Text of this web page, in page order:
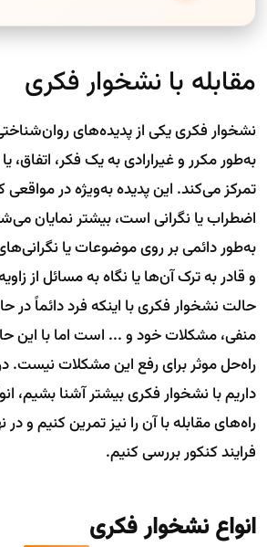
مقابله با نشخوار فکری
نشخوار فکری یکی از پدیده‌های
به‌طور مکرر و غیرارادی به یک فکر،
تمرکز می‌کند. این پدیده به‌ویژه در
اضطراب یا نگرانی است، بیشتر نمایان
به‌طور دائمی بر روی موضوعات یا
و قادر به ترک آن‌ها یا نگاه به مسائل از
حالت نشخوار فکری با اینکه فرد دائماً در
منفی، مشکلات خود و ... است اما با این
راه‌حل موثر برای رفع این مشکلات نیست.
داریم با نشخوار فکری بیشتر آشنا بشیم،
راه‌های مقابله با آن را نیز تمرین کنیم و در
فرایند کنکور بررسی کنیم.
انواع نشخوار فکری